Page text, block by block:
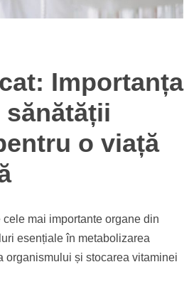
Importanța
o viață
mai importante organe din
esențiale în metabolizarea
organismului și stocarea vitaminei